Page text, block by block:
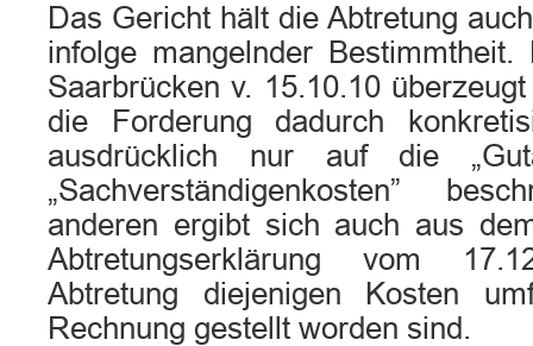
Das Gericht hält die Abtretung
infolge mangelnder
Saarbrücken v. 15.10.10
die Forderung dadurch
ausdrücklich nur auf die
„Sachverständigenkosten”
anderen ergibt sich auch aus
Abtretungserklärung vom
Abtretung diejenigen Kosten
Rechnung gestellt worden sind.